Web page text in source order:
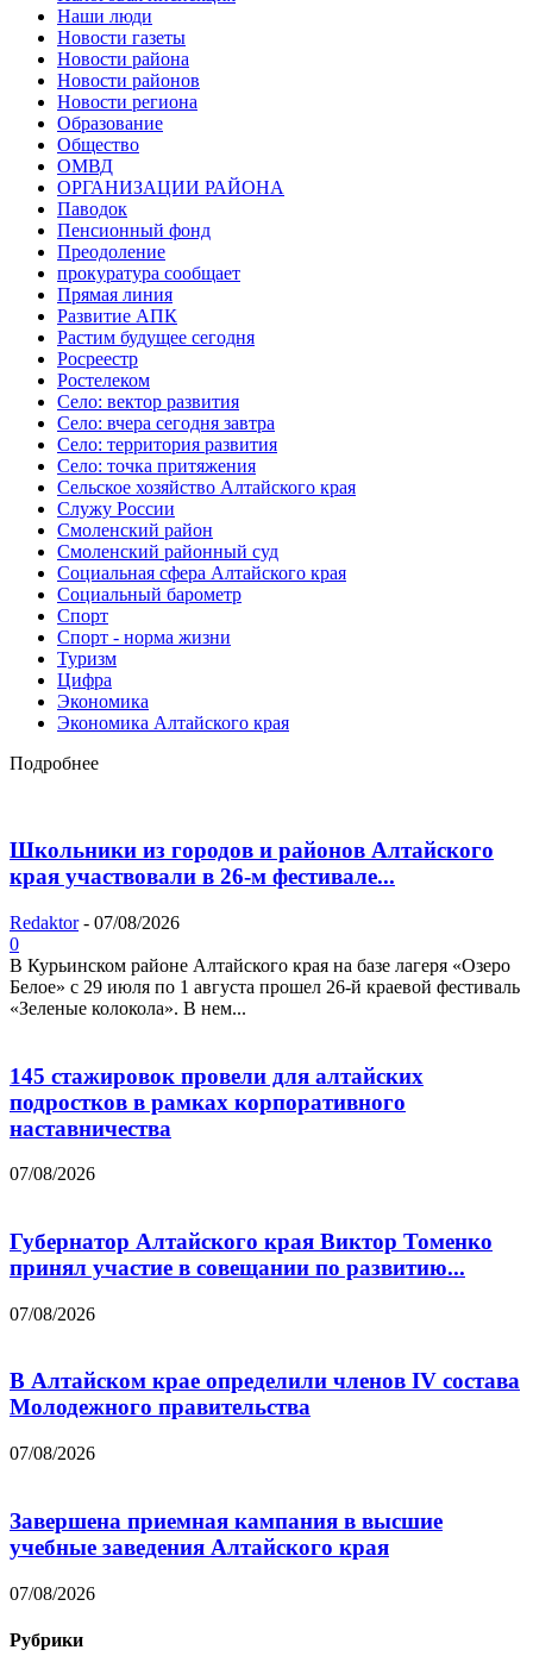
Наши люди
Новости газеты
Новости района
Новости районов
Новости региона
Образование
Общество
ОМВД
ОРГАНИЗАЦИИ РАЙОНА
Паводок
Пенсионный фонд
Преодоление
прокуратура сообщает
Прямая линия
Развитие АПК
Растим будущее сегодня
Росреестр
Ростелеком
Село: вектор развития
Село: вчера сегодня завтра
Село: территория развития
Село: точка притяжения
Сельское хозяйство Алтайского края
Служу России
Смоленский район
Смоленский районный суд
Социальная сфера Алтайского края
Социальный барометр
Спорт
Спорт - норма жизни
Туризм
Цифра
Экономика
Экономика Алтайского края
Подробнее
Школьники из городов и районов Алтайского
края участвовали в 26-м фестивале...
Redaktor - 07/08/2026
0
В Курьинском районе Алтайского края на базе лагеря «Озеро
Белое» с 29 июля по 1 августа прошел 26‑й краевой фестиваль
«Зеленые колокола». В нем...
145 стажировок провели для алтайских
подростков в рамках корпоративного
наставничества
07/08/2026
Губернатор Алтайского края Виктор Томенко
принял участие в совещании по развитию...
07/08/2026
В Алтайском крае определили членов IV состава
Молодежного правительства
07/08/2026
Завершена приемная кампания в высшие
учебные заведения Алтайского края
07/08/2026
Рубрики